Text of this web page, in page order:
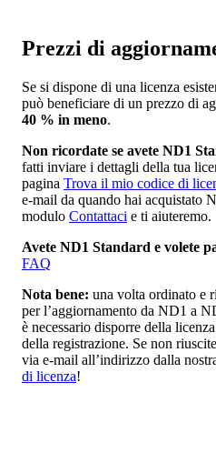
Prezzi di
Se si dispone di una licenza
può beneficiare di un prezzo di
40 % in meno.
Non ricordate se avete ND1
fatti inviare i dettagli della tua
pagina Trova il mio codice di
e-mail da quando hai acquistato
modulo Contattaci e ti aiuteremo.
Avete ND1 Standard e volete
FAQ
Nota bene: una volta ordinato e
per l’aggiornamento da ND1 a
è necessario disporre della
della registrazione. Se non
via e-mail all’indirizzo dalla
di licenza!